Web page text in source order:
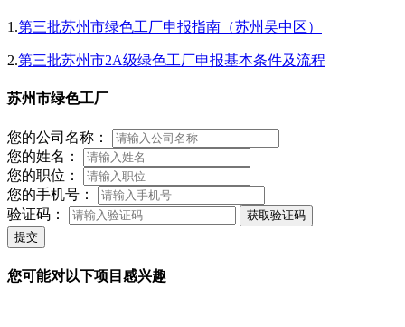
1.第三批苏州市绿色工厂申报指南（苏州吴中区）
2.第三批苏州市2A级绿色工厂申报基本条件及流程
苏州市绿色工厂
您的公司名称：
您的姓名：
您的职位：
您的手机号：
验证码：
获取验证码
提交
您可能对以下项目感兴趣